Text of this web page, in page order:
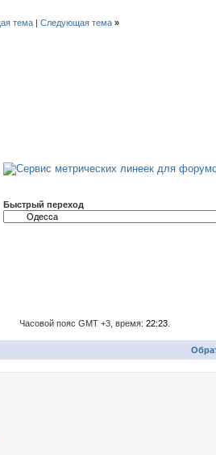
тема| Следующая тема »
Быстрый переход
Часовой пояс GMT +3, время: 22:23.